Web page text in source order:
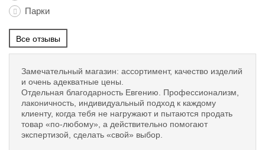
Парки
Все отзывы
Замечательный магазин: ассортимент, качество изделий
и очень адекватные цены.
Отдельная благодарность Евгению. Профессионализм,
лаконичность, индивидуальный подход к каждому
клиенту, когда тебя не нагружают и пытаются продать
товар «по-любому», а действительно помогают
экспертизой, сделать «свой» выбор.